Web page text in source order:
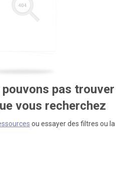
pouvons pas
vous recherchez
ou essayer des filtres ou